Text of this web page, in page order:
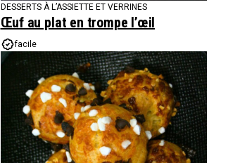
DESSERTS À L’ASSIETTE ET VERRINES
Œuf au plat en trompe l’œil
facile